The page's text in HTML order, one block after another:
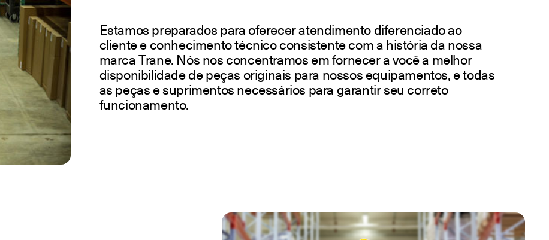
Estamos preparados para oferecer atendimento diferenciado ao
cliente e conhecimento técnico consistente com a história da nossa
marca Trane. Nós nos concentramos em fornecer a você a melhor
disponibilidade de peças originais para nossos equipamentos, e todas
as peças e suprimentos necessários para garantir seu correto
funcionamento.